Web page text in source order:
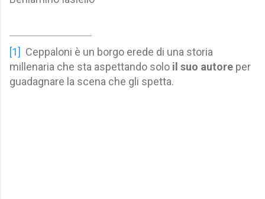
[1] Ceppaloni è un borgo erede di una storia
millenaria che sta aspettando solo il suo autore per
guadagnare la scena che gli spetta.